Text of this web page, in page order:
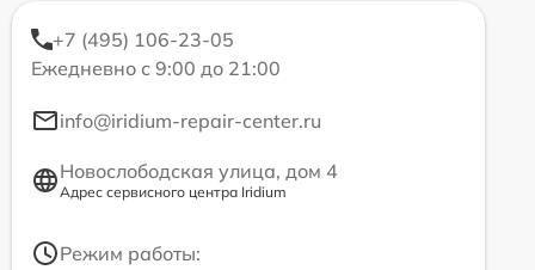
+7 (495) 106-23-05
Ежедневно с 9:00 до 21:00
info@iridium-repair-center.ru
Новослободская улица, дом 4
Адрес сервисного центра Iridium
Режим работы: